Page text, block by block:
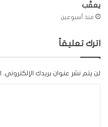
يعقّب
منذ أسبوعين
اترك تعليقاً
لن يتم نشر عنوان بريدك الإلكتروني.